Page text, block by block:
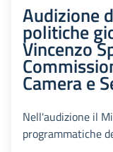
Audizione
politiche
Vincenzo
Camera e
Nell'audizione il
programmatiche